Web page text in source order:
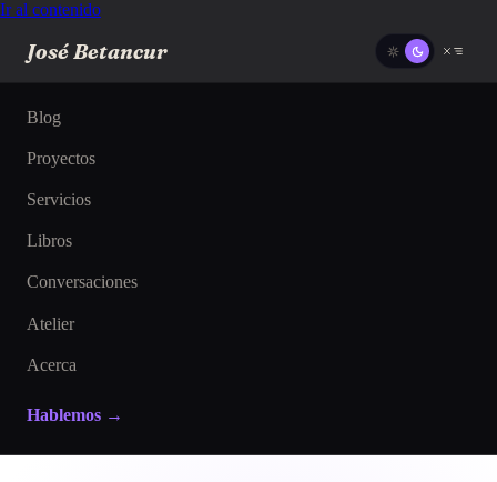
Ir al contenido
José Betancur
Blog
Proyectos
Servicios
Libros
Conversaciones
Atelier
Acerca
Hablemos →